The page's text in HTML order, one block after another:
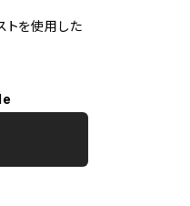
トを使用した